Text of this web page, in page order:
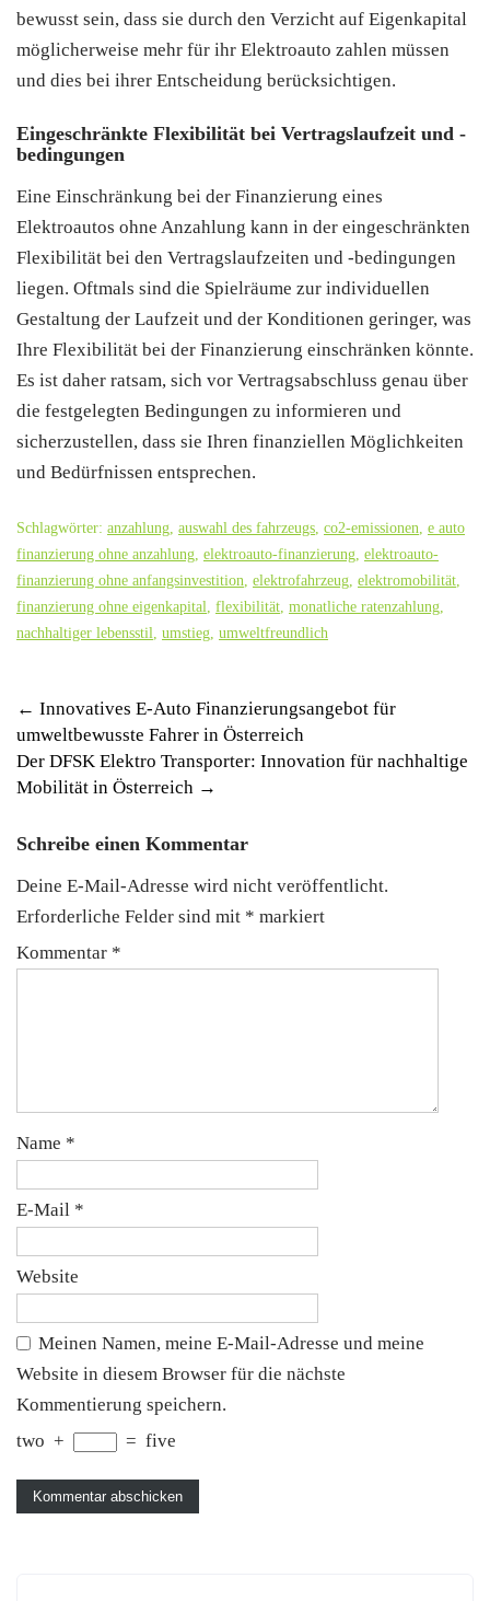
bewusst sein, dass sie durch den Verzicht auf Eigenkapital
möglicherweise mehr für ihr Elektroauto zahlen müssen
und dies bei ihrer Entscheidung berücksichtigen.
Eingeschränkte Flexibilität bei Vertragslaufzeit und -
bedingungen
Eine Einschränkung bei der Finanzierung eines
Elektroautos ohne Anzahlung kann in der eingeschränkten
Flexibilität bei den Vertragslaufzeiten und -bedingungen
liegen. Oftmals sind die Spielräume zur individuellen
Gestaltung der Laufzeit und der Konditionen geringer, was
Ihre Flexibilität bei der Finanzierung einschränken könnte.
Es ist daher ratsam, sich vor Vertragsabschluss genau über
die festgelegten Bedingungen zu informieren und
sicherzustellen, dass sie Ihren finanziellen Möglichkeiten
und Bedürfnissen entsprechen.
Schlagwörter: anzahlung auswahl des fahrzeugs co2-emissionen e auto
finanzierung ohne anzahlung elektroauto-finanzierung elektroauto-
finanzierung ohne anfangsinvestition elektrofahrzeug elektromobilität
finanzierung ohne eigenkapital flexibilität monatliche ratenzahlung
nachhaltiger lebensstil umstieg umweltfreundlich
Post
navigation
← Innovatives E-Auto Finanzierungsangebot für
umweltbewusste Fahrer in Österreich
Der DFSK Elektro Transporter: Innovation für nachhaltige
Mobilität in Österreich →
Schreibe einen Kommentar
Deine E-Mail-Adresse wird nicht veröffentlicht.
Erforderliche Felder sind mit * markiert
Kommentar *
Name *
E-Mail *
Website
Meinen Namen, meine E-Mail-Adresse und meine
Website in diesem Browser für die nächste
Kommentierung speichern.
two + = five